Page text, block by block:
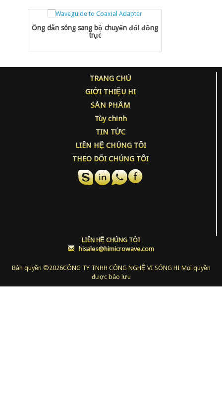
Ống dẫn sóng sang bộ chuyển đổi đồng
trục
TRANG CHỦ
GIỚI THIỆU HI
SẢN PHẨM
Tùy chỉnh
TIN TỨC
LIÊN HỆ CHÚNG TÔI
THEO DÕI CHÚNG TÔI
LIÊN HỆ CHÚNG TÔI
hisales@himicrowave.com
Bản quyền ©2026CÔNG TY TNHH CÔNG NGHỆ VI SÓNG HI Mọi quyền
được bảo lưu